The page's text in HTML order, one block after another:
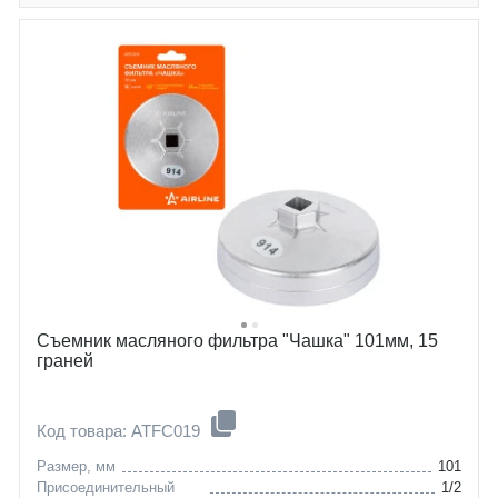
Съемник масляного фильтра "Чашка" 101мм, 15
граней
Код товара: ATFC019
Размер, мм
101
Присоединительный
1/2